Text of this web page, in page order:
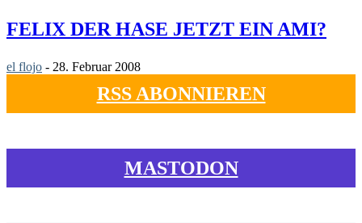
FELIX DER HASE JETZT EIN AMI?
el flojo - 28. Februar 2008
RSS ABONNIEREN
MASTODON